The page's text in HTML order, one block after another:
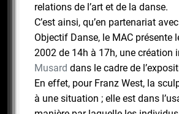
relations de l’art et de la danse.
C’est ainsi, qu’en partenariat
Objectif Danse, le MAC présente
2002 de 14h à 17h, une création
Musard dans le cadre de
En effet, pour Franz West, la
à une situation ; elle est dans